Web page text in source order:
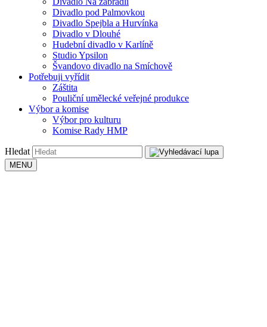
Divadlo pod Palmovkou
Divadlo Spejbla a Hurvínka
Divadlo v Dlouhé
Hudební divadlo v Karlíně
Studio Ypsilon
Švandovo divadlo na Smíchově
Potřebuji vyřídit
Záštita
Pouliční umělecké veřejné produkce
Výbor a komise
Výbor pro kulturu
Komise Rady HMP
Hledat
MENU